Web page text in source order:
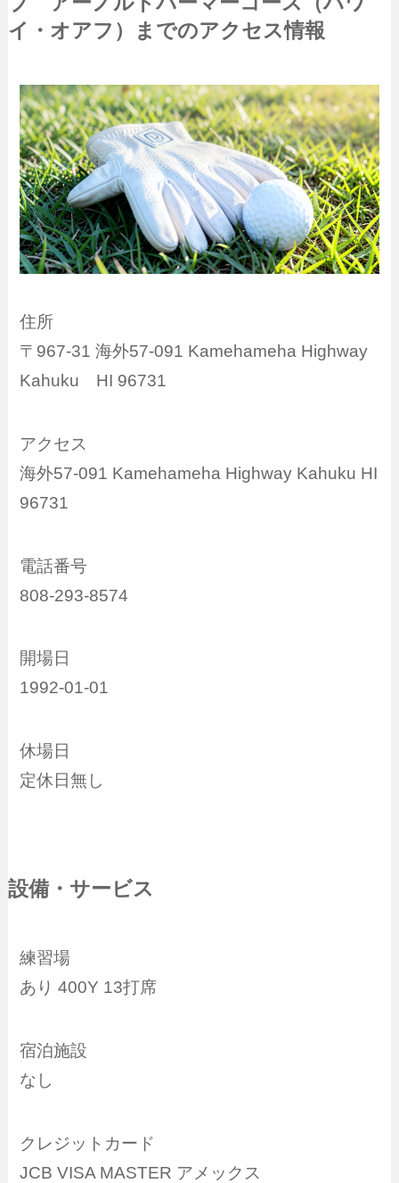
イ・オアフ）までのアクセス情報
住所
〒967-31 海外57-091 Kamehameha Highway
Kahuku HI 96731
アクセス
海外57-091 Kamehameha Highway Kahuku HI
96731
電話番号
808-293-8574
開場日
1992-01-01
休場日
定休日無し
設備・サービス
練習場
あり 400Y 13打席
宿泊施設
なし
クレジットカード
JCB VISA MASTER アメックス